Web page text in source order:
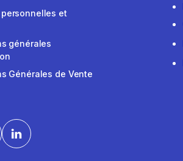
et
générales
Générales de Vente